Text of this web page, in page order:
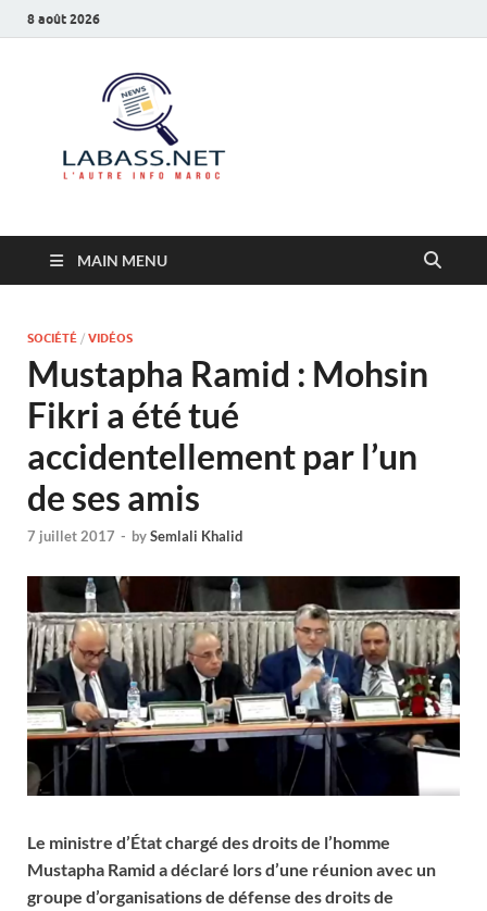
8 août 2026
MAIN MENU
SOCIÉTÉ / VIDÉOS
Mustapha Ramid : Mohsin
Fikri a été tué
accidentellement par l’un
de ses amis
7 juillet 2017 - bySemlali Khalid
Le ministre d’État chargé des droits de l’homme
Mustapha Ramid a déclaré lors d’une réunion avec un
groupe d’organisations de défense des droits de